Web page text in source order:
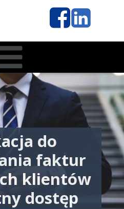
do
faktur
klientów
dostęp